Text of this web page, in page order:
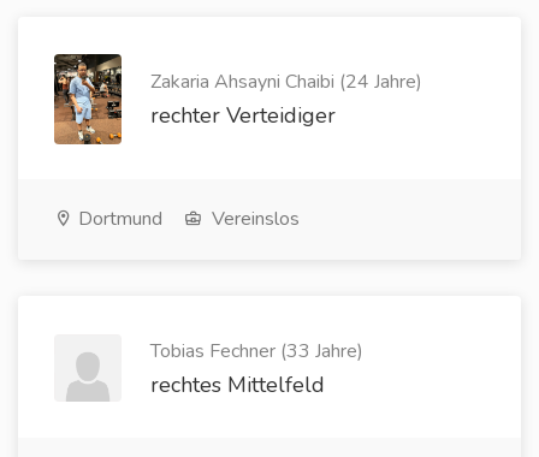
Zakaria Ahsayni Chaibi (24 Jahre)
rechter Verteidiger
Dortmund Vereinslos
Tobias Fechner (33 Jahre)
rechtes Mittelfeld